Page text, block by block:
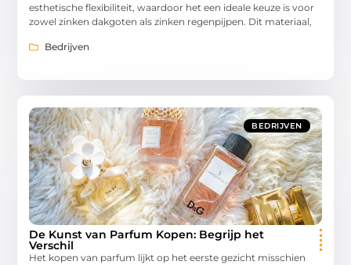
esthetische flexibiliteit, waardoor het een ideale keuze is voor
zowel zinken dakgoten als zinken regenpijpen. Dit materiaal,
Bedrijven
BEDRIJVEN
De Kunst van Parfum Kopen: Begrijp het
Verschil
Het kopen van parfum lijkt op het eerste gezicht misschien